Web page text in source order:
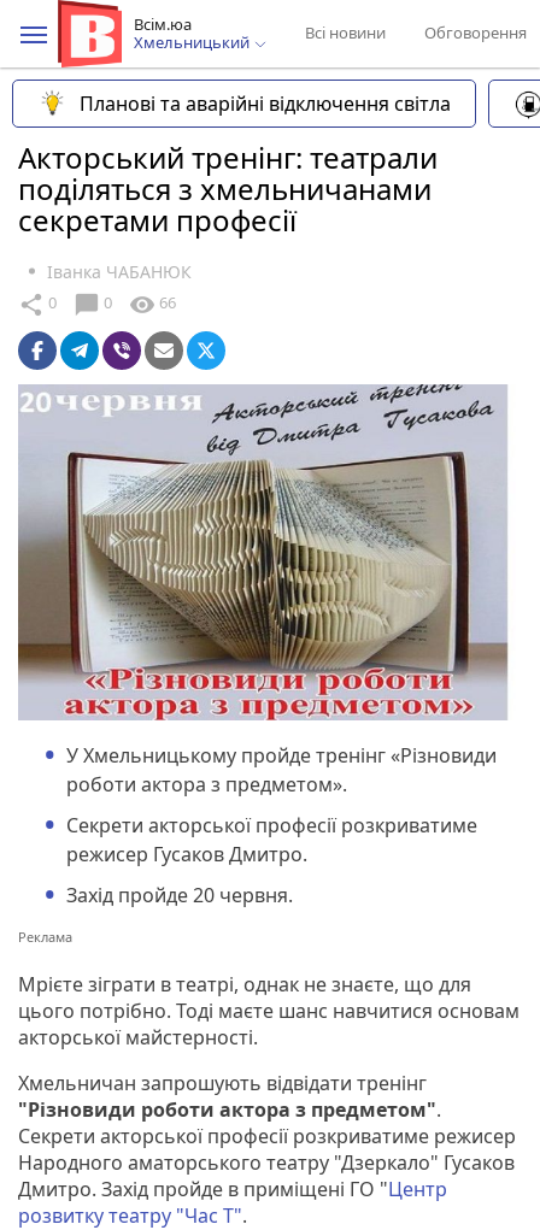
Всім.юа
Хмельницький
Всі новини Обговорення
Планові та аварійні відключення світла
Акторський тренінг: театрали
поділяться з хмельничанами
секретами професії
Іванка ЧАБАНЮК
share 0 chat_bubble 0 visibility 66
У Хмельницькому пройде тренінг «Різновиди
роботи актора з предметом».
Секрети акторської професії розкриватиме
режисер Гусаков Дмитро.
Захід пройде 20 червня.
Мрієте зіграти в театрі, однак не знаєте, що для
цього потрібно. Тоді маєте шанс навчитися основам
акторської майстерності.
Хмельничан запрошують відвідати тренінг
"Різновиди роботи актора з предметом".
Секрети акторської професії розкриватиме режисер
Народного аматорського театру "Дзеркало" Гусаков
Дмитро. Захід пройде в приміщені ГО "Центр
розвитку театру "Час Т".